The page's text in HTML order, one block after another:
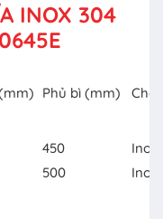
INOX 304
Phủ bì (mm)
450
Inox
500 Inox